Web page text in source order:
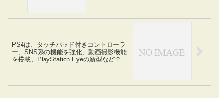
PS4は、タッチパッド付きコントローラ
ー、SNS系の機能を強化、動画撮影機能
を搭載、PlayStation Eyeの新型など？